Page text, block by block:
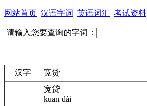
网站首页 汉语字词 英语词汇 考试资料
请输入您要查询的字词：
汉字 宽贷
宽贷
kuān dài